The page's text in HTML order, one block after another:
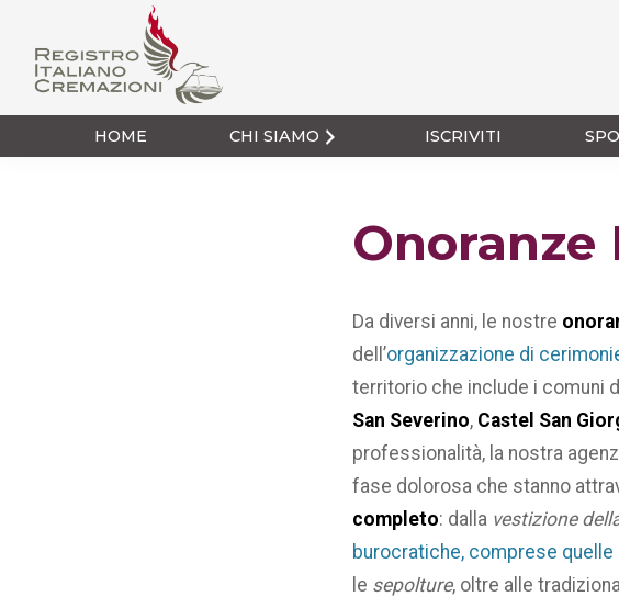
navigazione
contenuto
Registro Italiano
Cremazioni
HOME CHI SIAMO ISCRIVITI
Onoranze
Da diversi anni, le nostre
dell’organizzazione di
territorio che include i comuni
San Severino, Castel San
professionalità, la nostra
fase dolorosa che stanno
completo: dalla vestizione
burocratiche, comprese
le sepolture, oltre alle